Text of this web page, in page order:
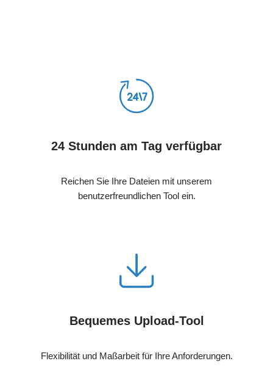
24 Stunden am Tag verfügbar
Reichen Sie Ihre Dateien mit unserem
benutzerfreundlichen Tool ein.
Bequemes Upload-Tool
Flexibilität und Maßarbeit für Ihre Anforderungen.